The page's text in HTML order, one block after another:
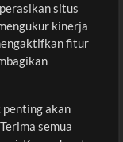
situs
kinerja
fitur
penting akan
semua